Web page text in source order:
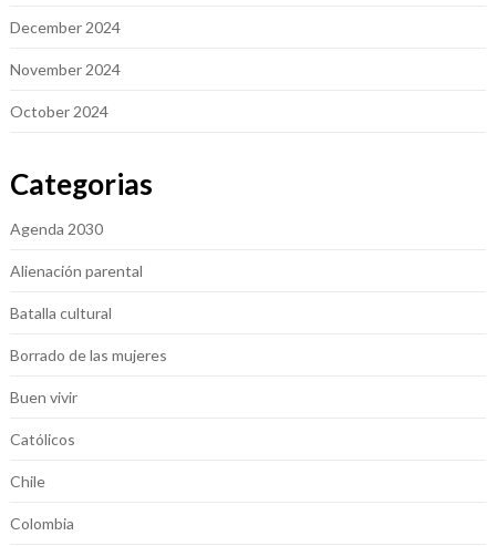
December 2024
November 2024
October 2024
Categorias
Agenda 2030
Alienación parental
Batalla cultural
Borrado de las mujeres
Buen vivir
Católicos
Chile
Colombia